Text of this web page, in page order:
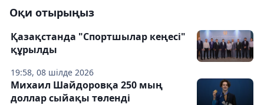
Оқи отырыңыз
19:58, 08 шілде 2026
Қазақстанда "Спортшылар кеңесі"
құрылды
Михаил Шайдоровқа 250 мың
доллар сыйақы төленді